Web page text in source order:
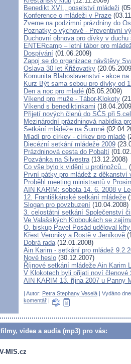
Benedikt XVI., poselství mládeži
Konference o mládeži v Praze
Zveme na podzimní prázdniny do
Poznatky o výchově - Preventivní
Duchovní obnova pro dívky v
ENTERcamp – letní tábor pro
Dospívání (01.06.2009)
Zapoj se do organizace návštěvy
Oslava 30 let Křižovatky
Komunita Blahoslavenství - akce na
Kurz Být sama sebou pro dívky od
Den a noc pro mladé (05.05.2009)
Víkend pro muže - Tábor-Klokoty
Víkend s benediktinkami
Přijetí nových členů do SČS při
Mezinárodní prázdninová nabídka
Setkání mládeže na Šumné
Mladí pro církev - církev pro mladé
Diecézní setkání mládeže 2009
Prázdninová cesta do Pobaltí
Pozvánka na Silvestra(13.12.2008)
Co vše bylo k vidění u protinožců...
První pátky pro mládež z děkanství
Proběhl meeting ministrantů v
AIN KARIM: sobota 14. 6. 2008 v
12. Františkánské setkání mládeže
Slogan pro povzbuzení (10.04.2008)
3. celostátní setkání Společenství
Ve Valašských Kloboukách se
O. biskup Pavel Posád uděloval
Křest Veroniky a Rostě v Jeníkově
Dobrá rada(12.01.2008)
Ain Karim - setkání pro mládež
Nové heslo (30.12.2007)
Říjnové setkání mládeže Ain Karim
V Klokotech byli přijati noví členové
AIN KARIM 13. října 2007 u Panny
| Autor: Petra Stephany Veselá | Vydáno
komentář |
filmy, videa a audia (mp3) pro vás:
MIS.cz